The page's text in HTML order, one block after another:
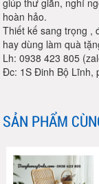
giúp thư giãn, nghỉ
hoàn hảo.
Thiết kế sang trọng ,
hay dùng làm quà
Lh: 0938 423 805
Đc: 1S Đinh Bộ Lĩnh,
SẢN PHẨM